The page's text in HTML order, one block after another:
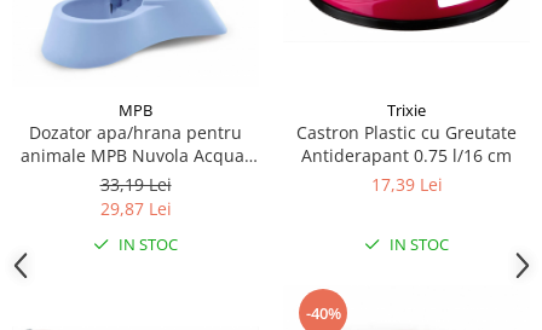
MPB
Dozator apa/hrana pentru
animale MPB Nuvola Acqua-
Cibo, capacitate 1.5 l, bleu
33,19 Lei
29,87 Lei
IN STOC
Trixie
Castron Plastic cu Greutate
Antiderapant 0.75 l/16 cm
17,39 Lei
IN STOC
-40%